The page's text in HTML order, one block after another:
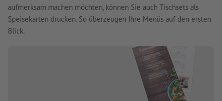
aufmerksam machen möchten, können Sie auch Tischsets als
Speisekarten drucken. So überzeugen Ihre Menüs auf den ersten
Blick.